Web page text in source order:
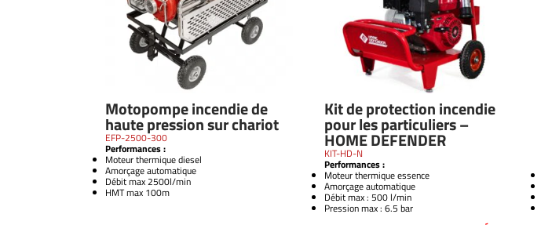
Motopompe incendie de
haute pression sur chariot
EFP-2500-300
Performances :
Moteur thermique diesel
Amorçage automatique
Débit max 2500l/min
HMT max 100m
Kit de protection incendie
pour les particuliers –
HOME DEFENDER
KIT-HD-N
Performances :
Moteur thermique essence
Amorçage automatique
Débit max : 500 l/min
Pression max : 6.5 bar